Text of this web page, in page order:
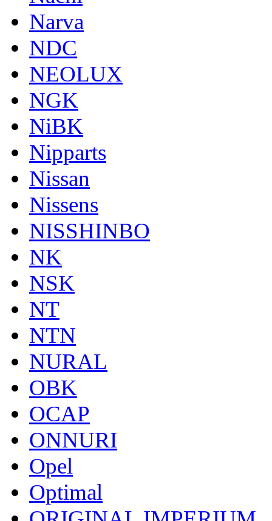
Narva
NDC
NEOLUX
NGK
NiBK
Nipparts
Nissan
Nissens
NISSHINBO
NK
NSK
NT
NTN
NURAL
OBK
OCAP
ONNURI
Opel
Optimal